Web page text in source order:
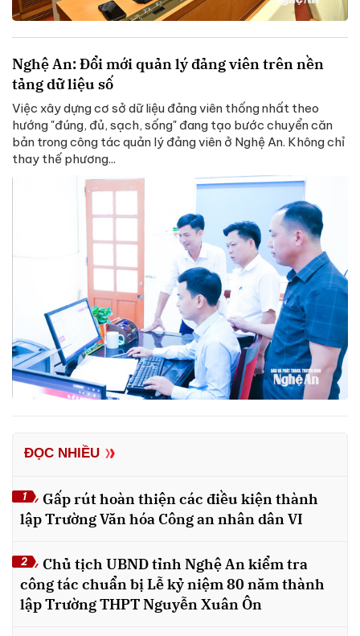
Nghệ An: Đổi mới quản lý đảng viên trên nền
tảng dữ liệu số
Việc xây dựng cơ sở dữ liệu đảng viên thống nhất theo
hướng "đúng, đủ, sạch, sống" đang tạo bước chuyển căn
bản trong công tác quản lý đảng viên ở Nghệ An. Không chỉ
thay thế phương...
ĐỌC NHIỀU
1
Gấp rút hoàn thiện các điều kiện thành
lập Trường Văn hóa Công an nhân dân VI
2
Chủ tịch UBND tỉnh Nghệ An kiểm tra
công tác chuẩn bị Lễ kỷ niệm 80 năm thành
lập Trường THPT Nguyễn Xuân Ôn